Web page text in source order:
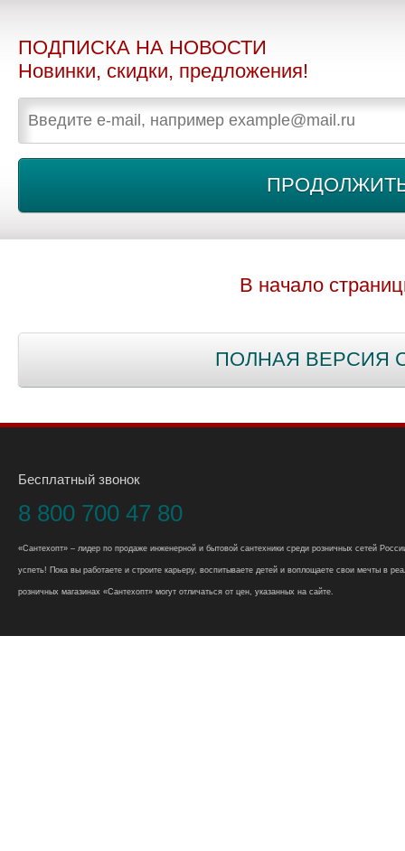
ПОДПИСКА НА НОВОСТИ
Новинки, скидки, предложения!
В начало
ПОЛНАЯ ВЕРСИЯ
Бесплатный звонок
8 800 700 47 80
«Сантехопт» – лидер по продаже инженерной и бытовой сантехники среди розничных сетей
успеть! Пока вы работаете и строите карьеру, воспитываете детей и воплощаете свои мечты в
розничных магазинах «Сантехопт» могут отличаться от цен, указанных на сайте.